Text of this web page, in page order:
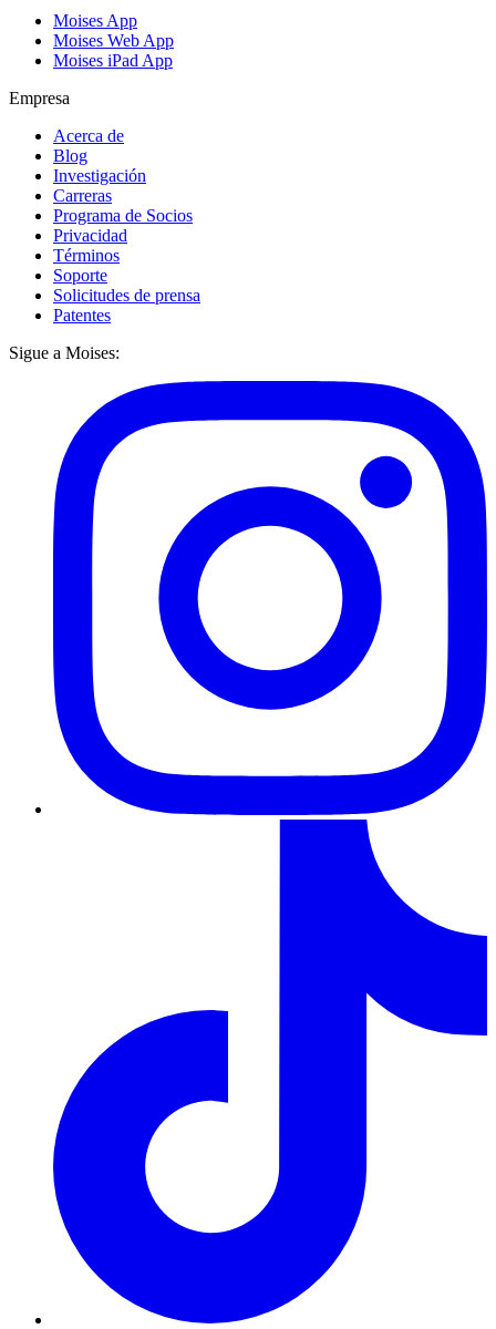
Moises App
Moises Web App
Moises iPad App
Empresa
Acerca de
Blog
Investigación
Carreras
Programa de Socios
Privacidad
Términos
Soporte
Solicitudes de prensa
Patentes
Sigue a Moises: